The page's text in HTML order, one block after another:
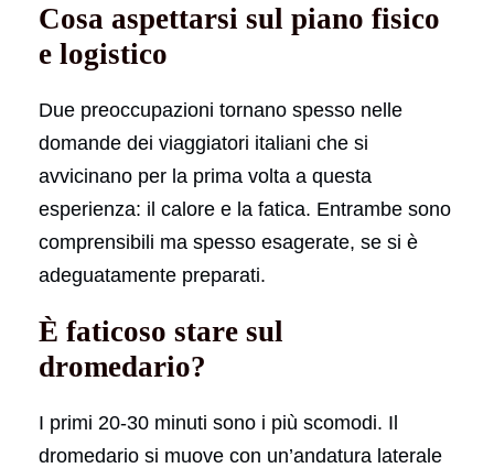
Cosa aspettarsi sul piano fisico
e logistico
Due preoccupazioni tornano spesso nelle
domande dei viaggiatori italiani che si
avvicinano per la prima volta a questa
esperienza: il calore e la fatica. Entrambe sono
comprensibili ma spesso esagerate, se si è
adeguatamente preparati.
È faticoso stare sul
dromedario?
I primi 20-30 minuti sono i più scomodi. Il
dromedario si muove con un’andatura laterale